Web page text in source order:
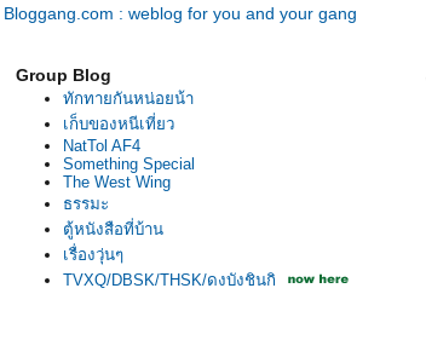
Bloggang.com : weblog for you and your gang
Group Blog
ทักทายกันหน่อยน้า
เก็บของหนีเที่ยว
NatTol AF4
Something Special
The West Wing
ธรรมะ
ตู้หนังสือที่บ้าน
เรื่องวุ่นๆ
TVXQ/DBSK/THSK/ดงบังชินกิ